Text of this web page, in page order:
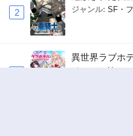
2 ジャンル: SF・
異世界ラブホ
です
ジャンル: Harem